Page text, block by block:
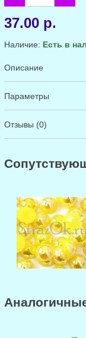
37.00 р.
Наличие: Есть в
Описание
Параметры
Отзывы (0)